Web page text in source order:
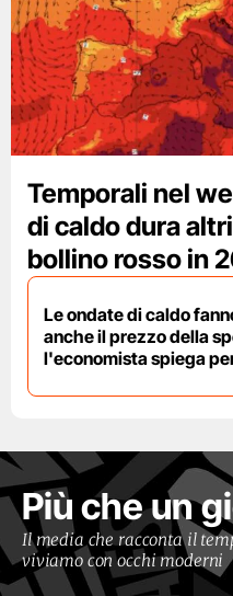
Temporali nel
di caldo dura
bollino rosso in
Le ondate di caldo
anche il prezzo della
l'economista spiega
Più che un
Il media che racconta il
viviamo con occhi moderni